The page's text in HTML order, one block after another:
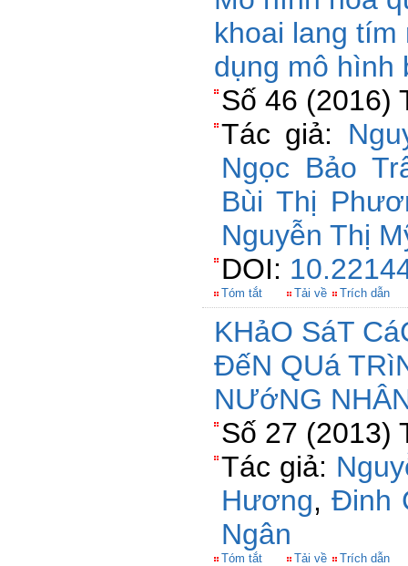
khoai lang
dụng mô hình
Số 46 (2016)
Tác giả:
Ngọc Bảo
Bùi Thị
Nguyễn Thị
DOI:
Tóm tắt Tải về Trích dẫn
KHảO SáT
ĐếN QUá
NƯớNG
Số 27 (2013)
Tác giả:
Hương, Đinh
Ngân
Tóm tắt Tải về Trích dẫn